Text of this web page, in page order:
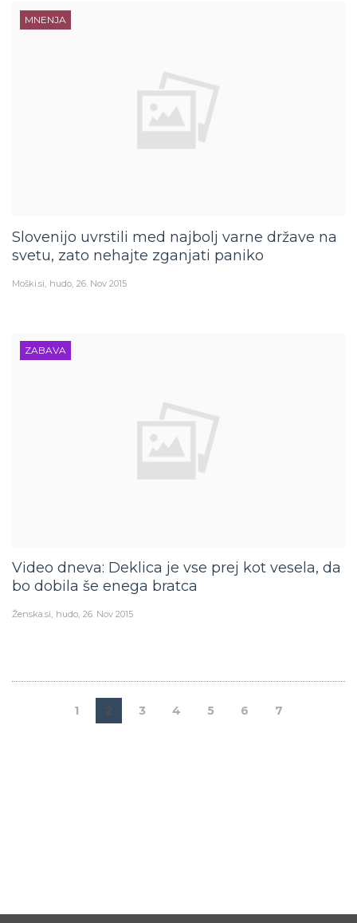
MNENJA
Slovenijo uvrstili med najbolj varne države na
svetu, zato nehajte zganjati paniko
Moški.si hudo 26. Nov 2015
ZABAVA
Video dneva: Deklica je vse prej kot vesela, da
bo dobila še enega bratca
Ženska.si hudo 26. Nov 2015
1 2 3 4 5 6 7